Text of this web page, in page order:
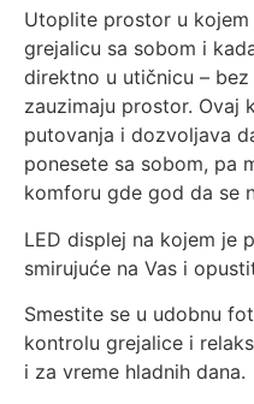
Utoplite prostor u
grejalicu sa sobom i
direktno u utičnicu –
zauzimaju prostor. Ovaj
putovanja i dozvoljava
ponesete sa sobom, pa
komforu gde god da se
LED displej na kojem je
smirujuće na Vas i
Smestite se u udobnu
kontrolu grejalice i
i za vreme hladnih dana.